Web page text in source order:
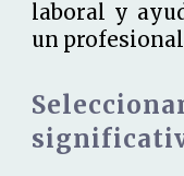
laboral y
un